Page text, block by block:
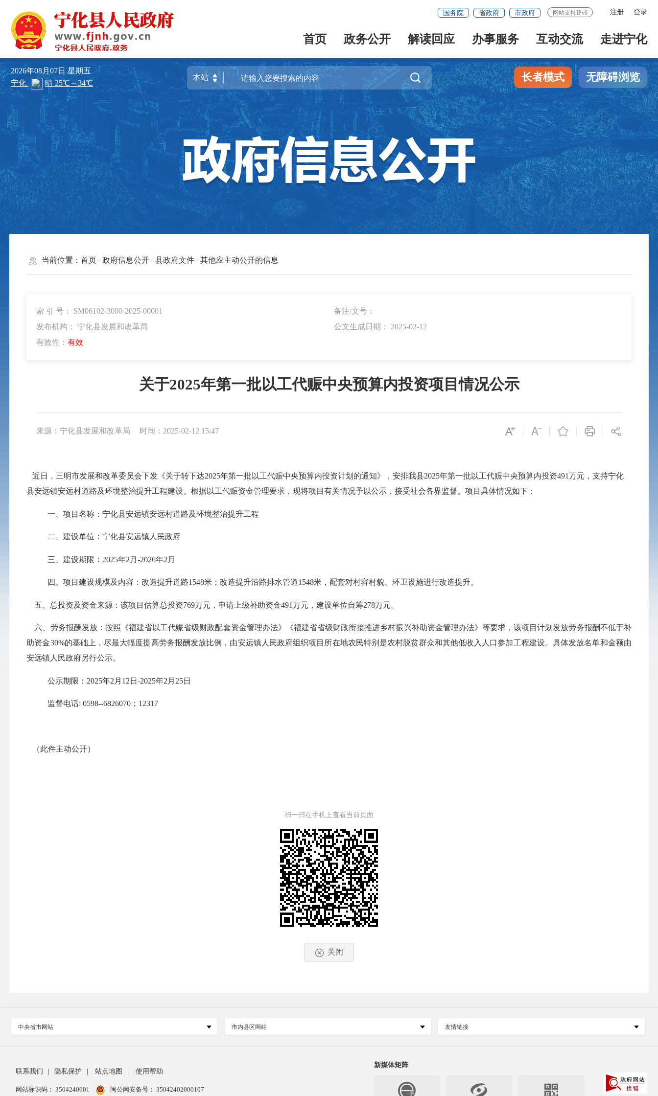
注册 登录
国务院 省政府 市政府 网站支持IPv6
首页 政务公开 解读回应 办事服务 互动交流 走进宁化
2026年08月07日星期五
 长者模式 无障碍浏览
当前位置： 首页 政府信息公开 县政府文件 其他应主动公开的信息
索 引 号： SM06102-3000-2025-00001
备注/文号：
发布机构： 宁化县发展和改革局
公文生成日期： 2025-02-12
有效性： 有效
关于2025年第一批以工代赈中央预算内投资项目情况公示
来源：宁化县发展和改革局 时间：2025-02-12 15:47
近日 ， 三明市发展和改革委员会下发《关于转下达2025年第一批以工代赈中央预算内投资计划的通知》，安排我县2025年第一批以工代赈中央预算内投资491万元，支持宁化
县安远镇安远村道路及环境整治提升工程建设。根据以工代赈资金管理要求，现将项目有关情况予以公示，接受社会各界监督。项目具体情况如下 ：
一、项目名称： 宁化县安远镇安远村道路及环境整治提升工程
二、 建设单位 ： 宁化县安远镇人民政府
三、建设期限 ： 2025年2月-2026年2月
四、项目建设规模及内容 ： 改造提升道路1548米；改造提升沿路排水管道1548米，配套对村容村貌、环卫设施进行改造提升。
五 总投资及资金来源 ：该项目估算总投资769万元， 申请上级补助资金491万元，建设单位自筹278万元。
六、劳务报酬发放： 按照 《福建省以工代赈省级财政配套资金管理办法》《福建省省级财政衔接推进乡村振兴补助资金管理办法》等要求 ，该项目计划发放劳务报酬不低于补
助资金30%的基础上，尽最大幅度提高劳务报酬发放比例，由安远镇人民政府组织项目所在地农民特别是农村脱贫群众和其他低收入人口参加工程建设。具体发放名单和金额由
安远镇 人民政府另行公示。
公示期 限： 2025年2月12日-2025年2月25日
监督电话: 0598--6826070；12317
（此件主动公开）
扫一扫在手机上查看当前页面
关闭
中央省市网站 市内县区网站 友情链接
联系我们 隐私保护 站点地图 使用帮助
网站标识码： 3504240001 闽公网安备号： 35042402000107
新媒体矩阵
 